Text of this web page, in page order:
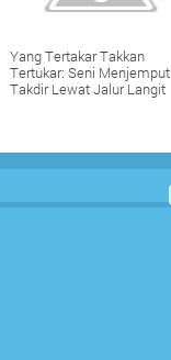
Yang Tertakar Takkan
Tertukar: Seni Menjemput
Takdir Lewat Jalur Langit